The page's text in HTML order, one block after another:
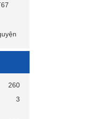
260
3